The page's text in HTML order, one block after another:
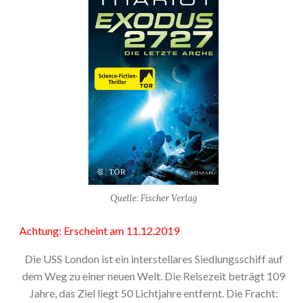
Quelle: Fischer Verlag
Achtung: Erscheint am 11.12.2019
Die USS London ist ein interstellares Siedlungsschiff auf
dem Weg zu einer neuen Welt. Die Reisezeit beträgt 109
Jahre, das Ziel liegt 50 Lichtjahre entfernt. Die Fracht: